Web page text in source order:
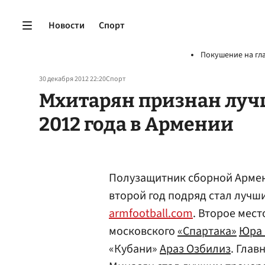
Новости Спорт
Покушение на
30 декабря 2012 22:20Спорт
Мхитарян признан
2012 года в Армении
Полузащитник сборной
второй год подряд стал
armfootball.com. Второе
московского«Спартака»Юра
«Кубани»Араз Озбилиз.